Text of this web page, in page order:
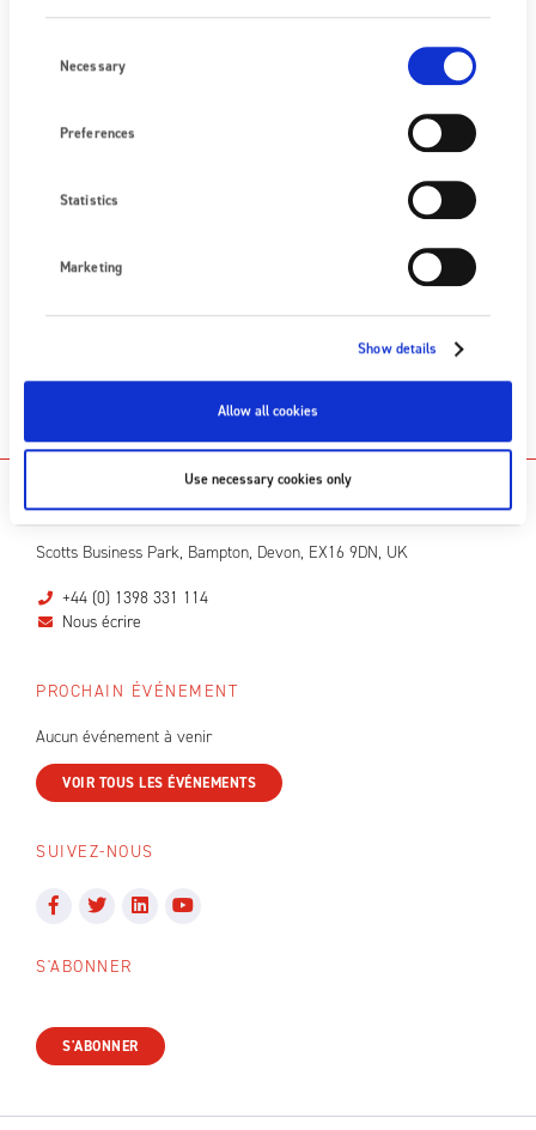
Selection
Necessary
Preferences
Statistics
Marketing
Show details
Allow all cookies
Use necessary cookies only
Dernière mise à jour: 17 avril, 2026
Fraser Anti-Static obtient une certification ATEX
BPF Meet The Equipment Supplier
CATÉGORIES
Études de cas
NOUS CONTACTER
Scotts Business Park, Bampton, Devon, EX16 9DN, UK
+44 (0) 1398 331 114
Nous écrire
PROCHAIN ÉVÉNEMENT
Aucun événement à venir
VOIR TOUS LES ÉVÉNEMENTS
SUIVEZ-NOUS
S'ABONNER
S'ABONNER